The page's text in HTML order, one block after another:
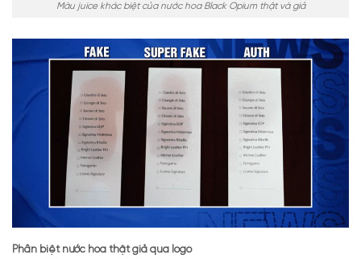
Màu juice khác biệt của nước hoa Black Opium thật và giả
Phân biệt nước hoa thật giả qua logo